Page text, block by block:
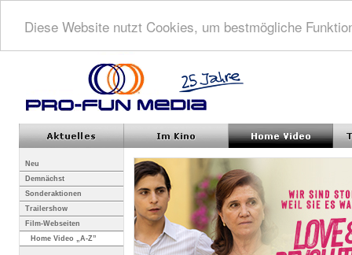
Diese Website nutzt Cookies, um bestmögliche
Neu
Demnächst
Sonderaktionen
Trailershow
Film-Webseiten
Home Video „A-Z”